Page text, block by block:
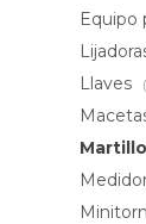
Equipo
Llaves